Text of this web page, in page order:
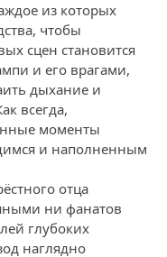
из которых
чтобы
сцен становится
и его врагами,
дыхание и
всегда,
моменты
и наполненным
отца
ни фанатов
глубоких
наглядно